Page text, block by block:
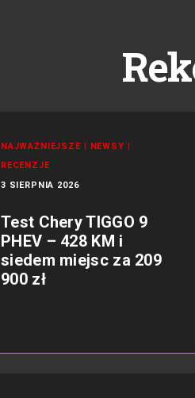
NAJWAŻNIEJSZE | NEWSY |
RECENZJE
3 SIERPNIA 2026
Test Chery TIGGO 9
PHEV – 428 KM i
siedem miejsc za 209
900 zł